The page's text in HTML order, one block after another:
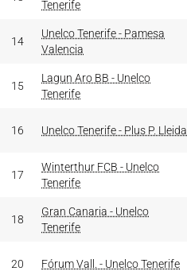
Tenerife
14
Unelco Tenerife - Pamesa
Valencia
15
Lagun Aro BB - Unelco
Tenerife
16 Unelco Tenerife - Plus P. Lleida
17
Winterthur FCB - Unelco
Tenerife
18
Gran Canaria - Unelco
Tenerife
20 Fórum Vall. - Unelco Tenerife